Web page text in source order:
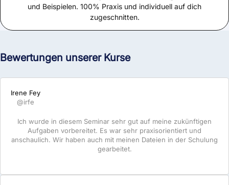
und Beispielen. 100% Praxis und individuell auf dich
zugeschnitten.
Bewertungen unserer Kurse
Irene Fey
@irfe
Ich wurde in diesem Seminar sehr gut auf meine zukünftigen
Aufgaben vorbereitet. Es war sehr praxisorientiert und
anschaulich. Wir haben auch mit meinen Dateien in der Schulung
gearbeitet.